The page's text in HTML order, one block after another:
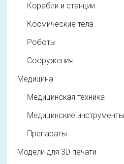
Корабли и станции
Космические тела
Роботы
Сооружения
Медицина
Медицинская техника
Медицинские инструменты
Препараты
Модели для 3D печати